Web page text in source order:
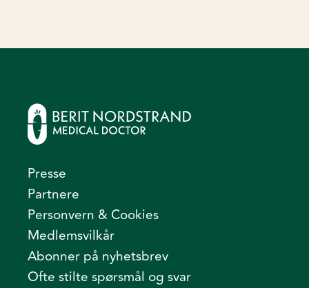
Presse
Partnere
Personvern & Cookies
Medlemsvilkår
Abonner på nyhetsbrev
Ofte stilte spørsmål og svar